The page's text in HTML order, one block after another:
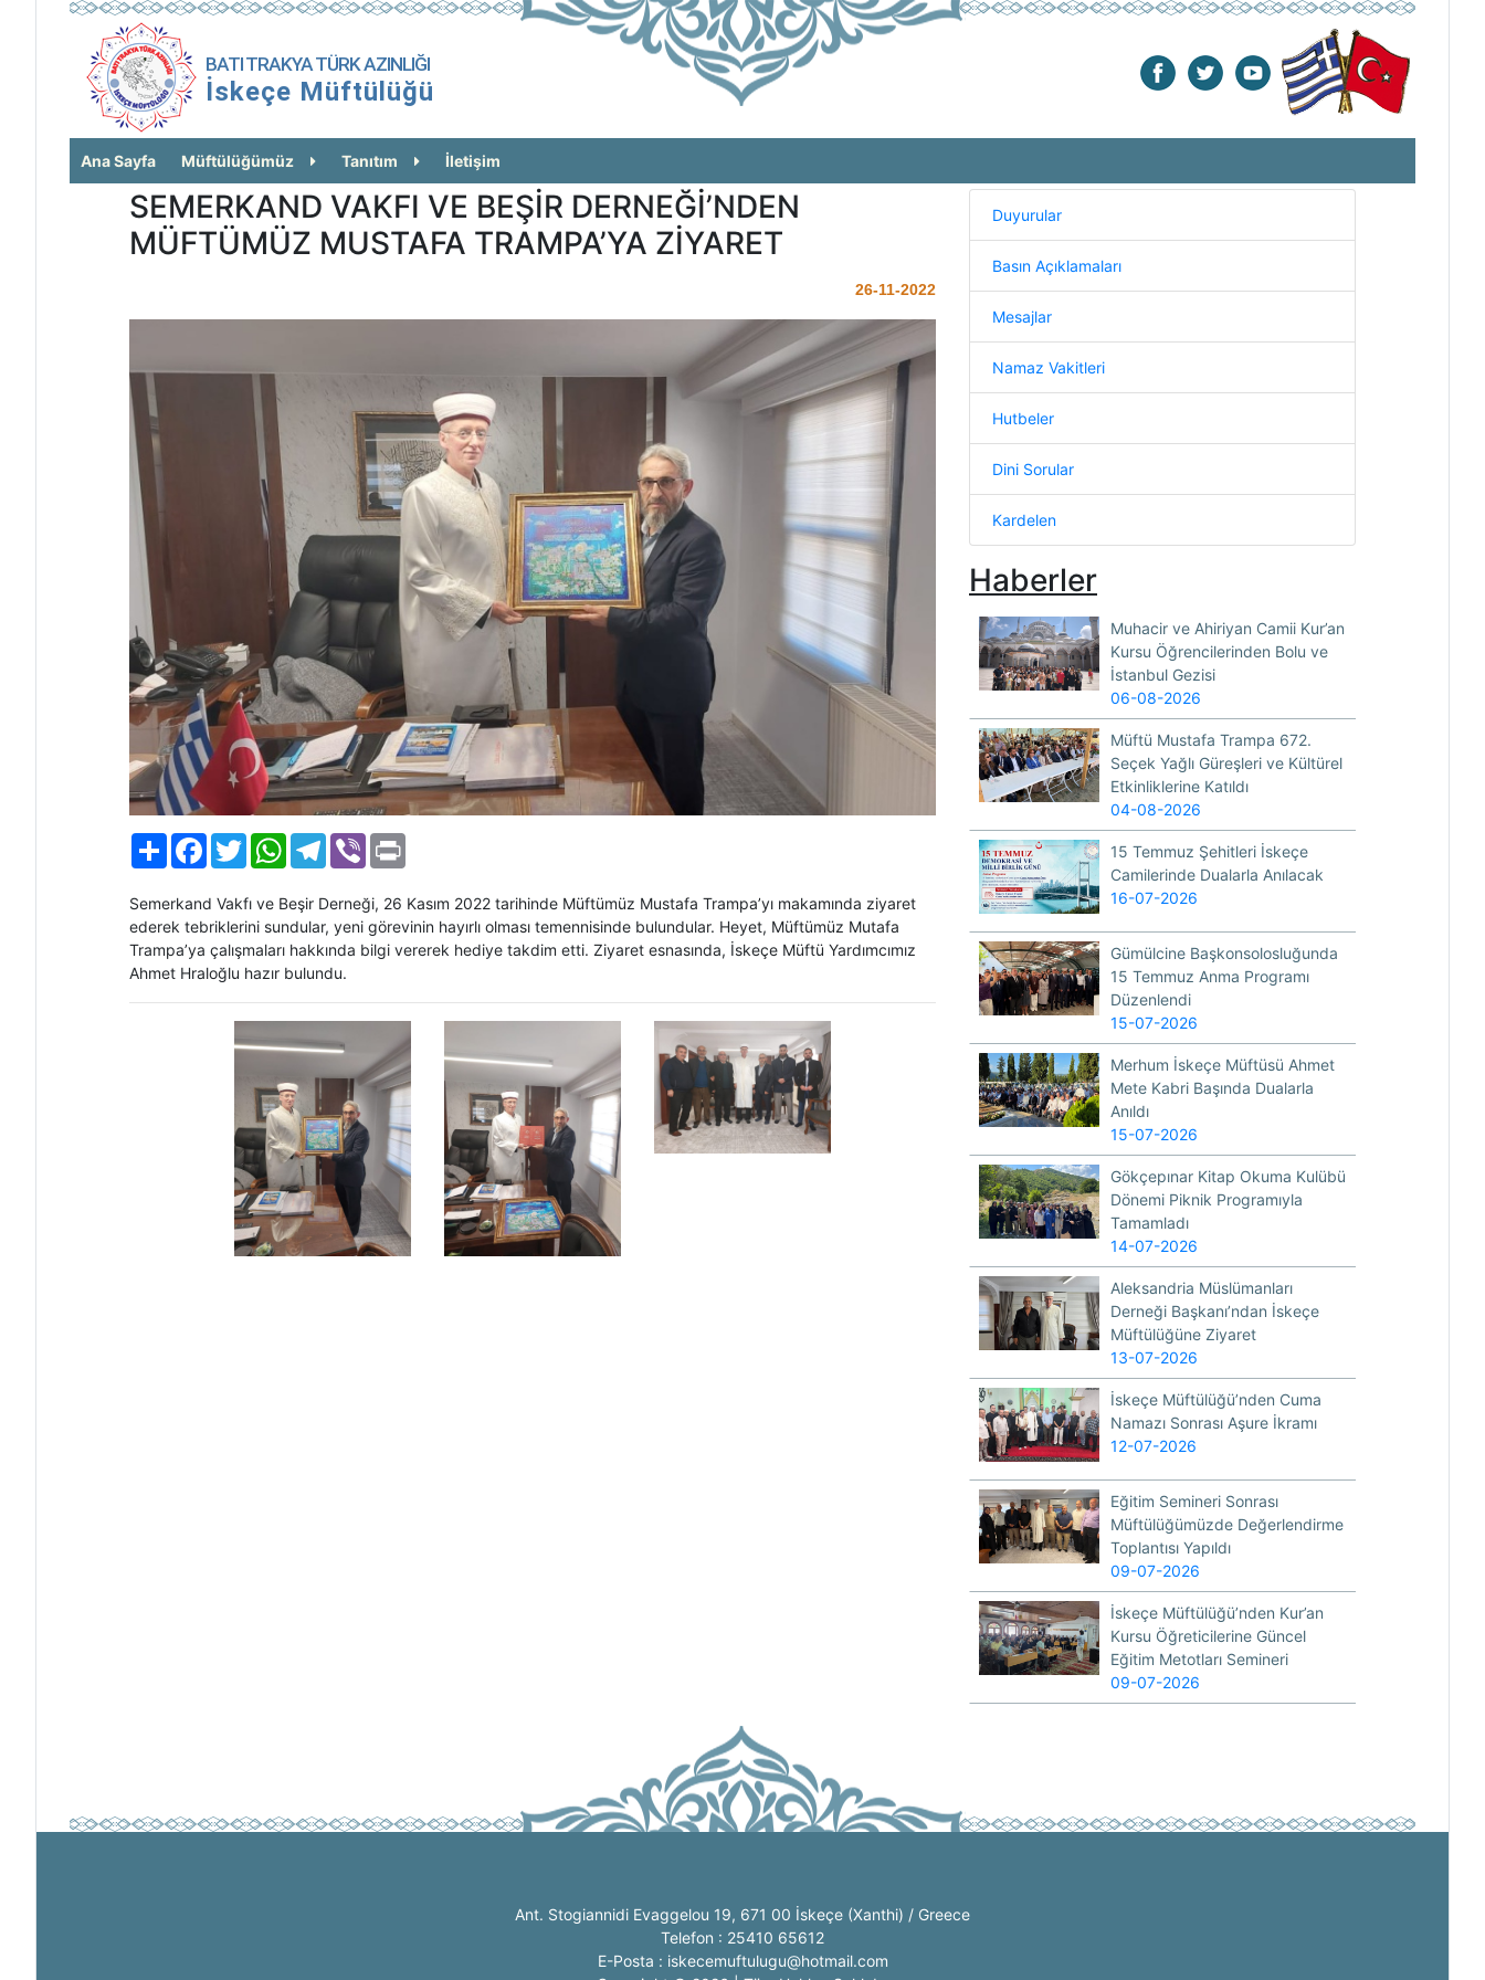
BATI TRAKYA TÜRK AZINLIĞI
İskeçe Müftülüğü
Ana Sayfa Müftülüğümüz Tanıtım İletişim
SEMERKAND VAKFI VE BEŞİR DERNEĞİ’NDEN
MÜFTÜMÜZ MUSTAFA TRAMPA’YA ZİYARET
26-11-2022
PaylaşFacebook
TwitterWhatsAppTelegram
Viber
Semerkand Vakfı ve Beşir Derneği, 26 Kasım 2022 tarihinde Müftümüz Mustafa Trampa’yı makamında ziyaret
ederek tebriklerini sundular, yeni görevinin hayırlı olması temennisinde bulundular. Heyet, Müftümüz Mutafa
Trampa’ya çalışmaları hakkında bilgi vererek hediye takdim etti. Ziyaret esnasında, İskeçe Müftü Yardımcımız
Ahmet Hraloğlu hazır bulundu.
Duyurular
Basın Açıklamaları
Mesajlar
Namaz Vakitleri
Hutbeler
Dini Sorular
Kardelen
Haberler
Muhacir ve Ahiriyan Camii Kur’an
Kursu Öğrencilerinden Bolu ve
İstanbul Gezisi
06-08-2026
Müftü Mustafa Trampa 672.
Seçek Yağlı Güreşleri ve Kültürel
Etkinliklerine Katıldı
04-08-2026
15 Temmuz Şehitleri İskeçe
Camilerinde Dualarla Anılacak
16-07-2026
Gümülcine Başkonsolosluğunda
15 Temmuz Anma Programı
Düzenlendi
15-07-2026
Merhum İskeçe Müftüsü Ahmet
Mete Kabri Başında Dualarla
Anıldı
15-07-2026
Gökçepınar Kitap Okuma Kulübü
Dönemi Piknik Programıyla
Tamamladı
14-07-2026
Aleksandria Müslümanları
Derneği Başkanı’ndan İskeçe
Müftülüğüne Ziyaret
13-07-2026
İskeçe Müftülüğü’nden Cuma
Namazı Sonrası Aşure İkramı
12-07-2026
Eğitim Semineri Sonrası
Müftülüğümüzde Değerlendirme
Toplantısı Yapıldı
09-07-2026
İskeçe Müftülüğü’nden Kur’an
Kursu Öğreticilerine Güncel
Eğitim Metotları Semineri
09-07-2026
Ant. Stogiannidi Evaggelou 19, 671 00 İskeçe (Xanthi) / Greece
Telefon : 25410 65612
E-Posta : iskecemuftulugu@hotmail.com